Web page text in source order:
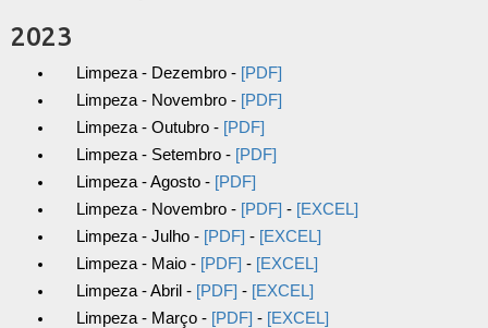
2023
Limpeza - Dezembro - [PDF]
Limpeza - Novembro - [PDF]
Limpeza - Outubro - [PDF]
Limpeza - Setembro - [PDF]
Limpeza - Agosto - [PDF]
Limpeza - Novembro - [PDF] - [EXCEL]
Limpeza - Julho - [PDF] - [EXCEL]
Limpeza - Maio - [PDF] - [EXCEL]
Limpeza - Abril - [PDF] - [EXCEL]
Limpeza - Março - [PDF] - [EXCEL]